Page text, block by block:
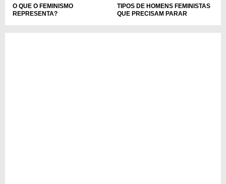
O QUE O FEMINISMO
REPRESENTA?
TIPOS DE HOMENS FEMINISTAS
QUE PRECISAM PARAR